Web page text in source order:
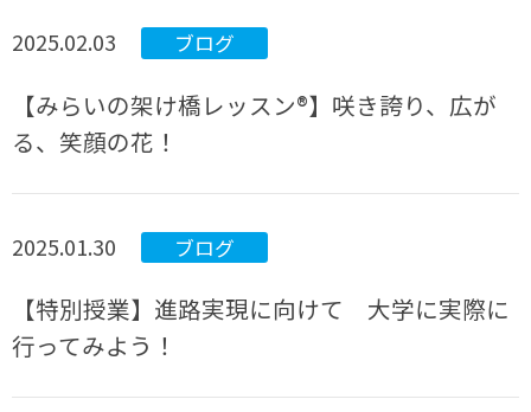
2025.02.03 ブログ
【みらいの架け橋レッスン®】咲き誇り、広が
る、笑顔の花！
2025.01.30 ブログ
【特別授業】進路実現に向けて 大学に実際に
行ってみよう！